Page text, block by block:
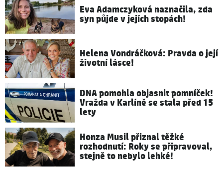
Eva Adamczyková naznačila, zda
syn půjde v jejích stopách!
Helena Vondráčková: Pravda o její
životní lásce!
DNA pomohla objasnit pomníček!
Vražda v Karlíně se stala před 15
lety
Honza Musil přiznal těžké
rozhodnutí: Roky se připravoval,
stejně to nebylo lehké!